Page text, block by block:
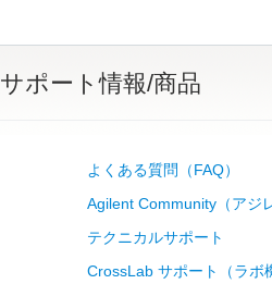
サポート情報/商品
よくある質問（FAQ）
Agilent Community（アジ
テクニカルサポート
CrossLab サポート（ラボ